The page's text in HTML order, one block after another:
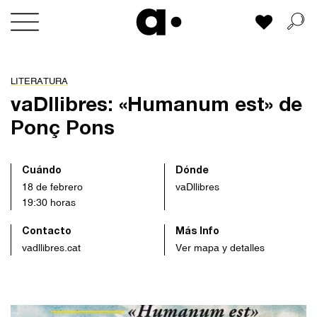
Skip
Mi lista
LITERATURA
vaDllibres: «Humanum est» de
Ponç Pons
Cuándo
18 de febrero
19:30 horas
Dónde
vaDllibres
Contacto
vadllibres.cat
Más Info
Ver mapa y detalles